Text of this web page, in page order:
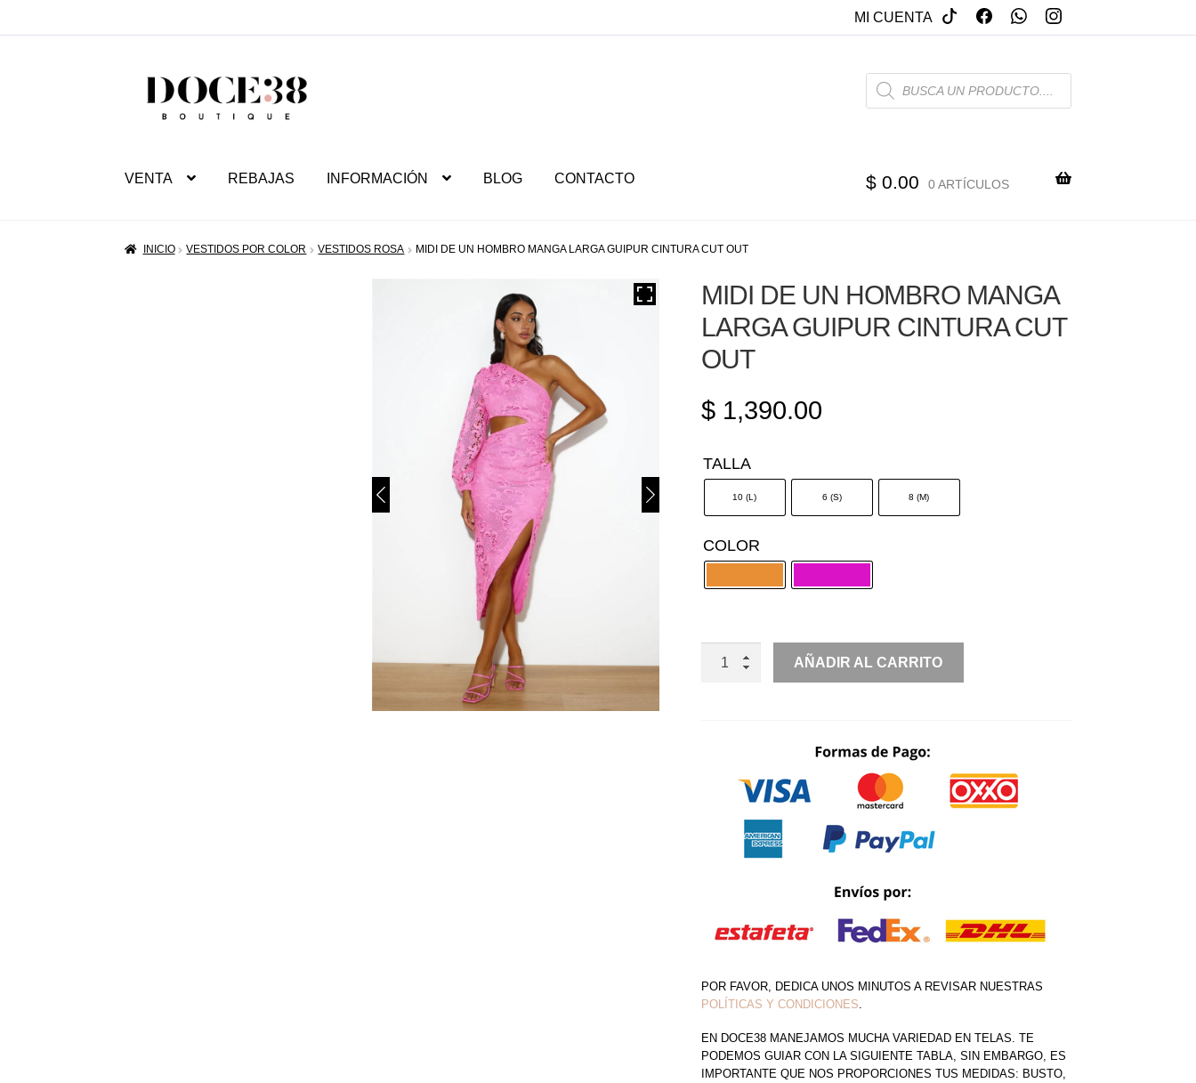
MI CUENTA
SALTAR
PRODUCTS
SEARCH
VENTA REBAJAS INFORMACIÓN BLOG CONTACTO $0.00 0 ARTÍCULOS
INICIO VESTIDOS POR COLOR VESTIDOS ROSA MIDI DE UN HOMBRO MANGA LARGA GUIPUR CINTURA CUT OUT
MIDI DE UN HOMBRO MANGA
LARGA GUIPUR CINTURA CUT
OUT
$1,390.00
TALLA
10 (L) 6 (S) 8 (M)
COLOR
MIDI
LARGA
GUIPUR
CINTURA
AÑADIR AL CARRITO
POR FAVOR, DEDICA UNOS MINUTOS A REVISAR NUESTRAS
POLÍTICAS Y CONDICIONES
EN DOCE38 MANEJAMOS MUCHA VARIEDAD EN TELAS. TE
PODEMOS GUIAR CON LA SIGUIENTE TABLA, SIN EMBARGO, ES
IMPORTANTE QUE NOS PROPORCIONES TUS MEDIDAS: BUSTO,